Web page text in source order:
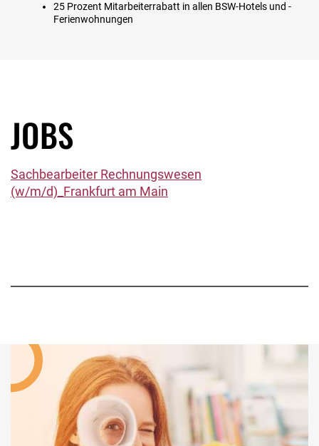
25 Prozent Mitarbeiterrabatt in allen BSW-Hotels und -
Ferienwohnungen
JOBS
Sachbearbeiter Rechnungswesen
(w/m/d)_Frankfurt am Main